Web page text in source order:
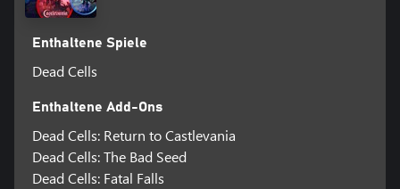
Enthaltene Spiele
Dead Cells
Enthaltene Add-Ons
Dead Cells: Return to Castlevania
Dead Cells: The Bad Seed
Dead Cells: Fatal Falls